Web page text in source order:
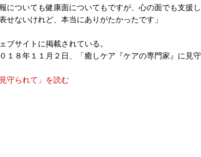
についても健康面についてもですが、心の面でも支援し
せないけれど、本当にありがたかったです」
ブサイトに掲載されている。
１８年１１月２日、「癒しケア『ケアの専門家』に見守
守られて」を読む